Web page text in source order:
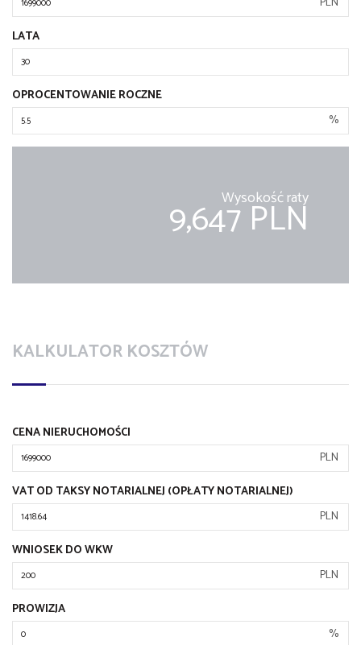
LATA
OPROCENTOWANIE ROCZNE
%
Wysokość raty
9,647 PLN
KALKULATOR KOSZTÓW
CENA NIERUCHOMOŚCI
PLN
VAT OD TAKSY NOTARIALNEJ (OPŁATY NOTARIALNEJ)
PLN
WNIOSEK DO WKW
PLN
PROWIZJA
%